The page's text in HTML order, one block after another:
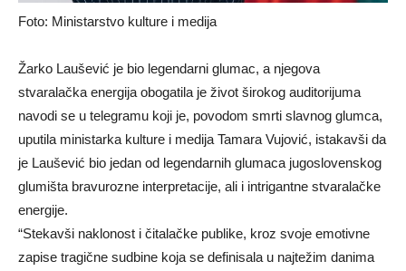
Foto: Ministarstvo kulture i medija
Žarko Laušević je bio legendarni glumac, a njegova
stvaralačka energija obogatila je život širokog auditorijuma
navodi se u telegramu koji je, povodom smrti slavnog glumca,
uputila ministarka kulture i medija Tamara Vujović, istakavši da
je Laušević bio jedan od legendarnih glumaca jugoslovenskog
glumišta bravurozne interpretacije, ali i intrigantne stvaralačke
energije.
“Stekavši naklonost i čitalačke publike, kroz svoje emotivne
zapise tragične sudbine koja se definisala u najtežim danima